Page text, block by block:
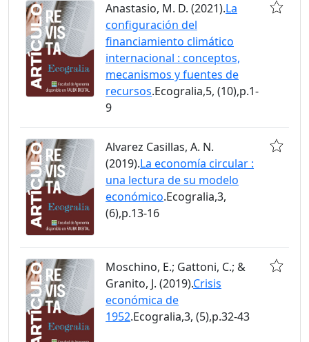
Anastasio, M. D. (2021).La
configuración del
financiamiento climático
internacional : conceptos,
mecanismos y fuentes de
recursos.Ecogralia,5, (10),p.1-
9
Alvarez Casillas, A. N.
(2019).La economía circular :
una lectura de su modelo
económico.Ecogralia,3,
(6),p.13-16
Moschino, E.; Gattoni, C.; &
Granito, J. (2019).Crisis
económica de
1952.Ecogralia,3, (5),p.32-43